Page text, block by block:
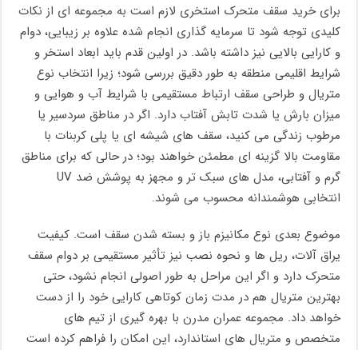
برای خرید سقف متحرک استخری لازم است به مجموعه ای از نکات
کلیدی توجه شود تا سرمایه گذاری انجام شده علاوه بر زیبایی، دوام
و کارایی بالایی نیز داشته باشد. در اولین قدم باید ابعاد استخر و
شرایط اقلیمی منطقه به طور دقیق بررسی شود؛ زیرا انتخاب نوع
متریال و طراحی سقف ارتباط مستقیمی با شرایط آب و هوایی و
میزان بارش یا شدت تابش آفتاب دارد. اگر در مناطق سردسیر یا
مرطوب زندگی می کنید، سقف های شیشه ای یا پلی کربنات با
مقاومت بالا گزینه ای مطمئن خواهند بود؛ در حالی که برای مناطق
گرم و آفتابی، مدل های سبک تر و مجهز به پوشش ضد UV
انتخابی هوشمندانه محسوب می شوند.
موضوع بعدی نوع مکانیزم باز و بسته شدن سقف است. کیفیت
یراق آلات، ریل ها و نحوه نصب نیز تأثیر مستقیمی بر دوام سقف
متحرک دارد و اگر این مراحل به طور اصولی انجام نشود، حتی
بهترین متریال هم در مدت زمان کوتاهی کارایی خود را از دست
خواهد داد. مجموعه عمران مدرن با بهره گیری از تیم های
متخصص و متریال های استاندارد، این امکان را فراهم کرده است